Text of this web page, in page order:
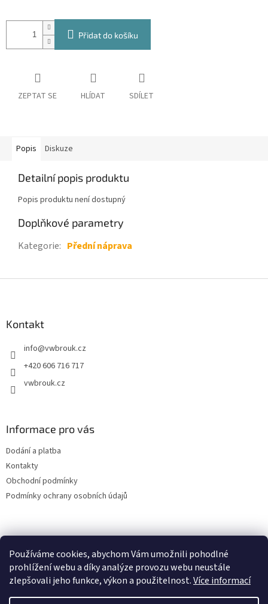
Používáme cookies, abychom Vám umožnili pohodlné
prohlížení webu a díky analýze provozu webu neustále
zlepšovali jeho funkce, výkon a použitelnost.Více informací
Přidat do košíku
ZEPTAT SE HLÍDAT SDÍLET
Popis Diskuze
Detailní popis produktu
Popis produktu není dostupný
Doplňkové parametry
Kategorie: Přední náprava
Kontakt
info@vwbrouk.cz
+420 606 716 717
vwbrouk.cz
Informace pro vás
Dodání a platba
Kontakty
Obchodní podmínky
Podmínky ochrany osobních údajů